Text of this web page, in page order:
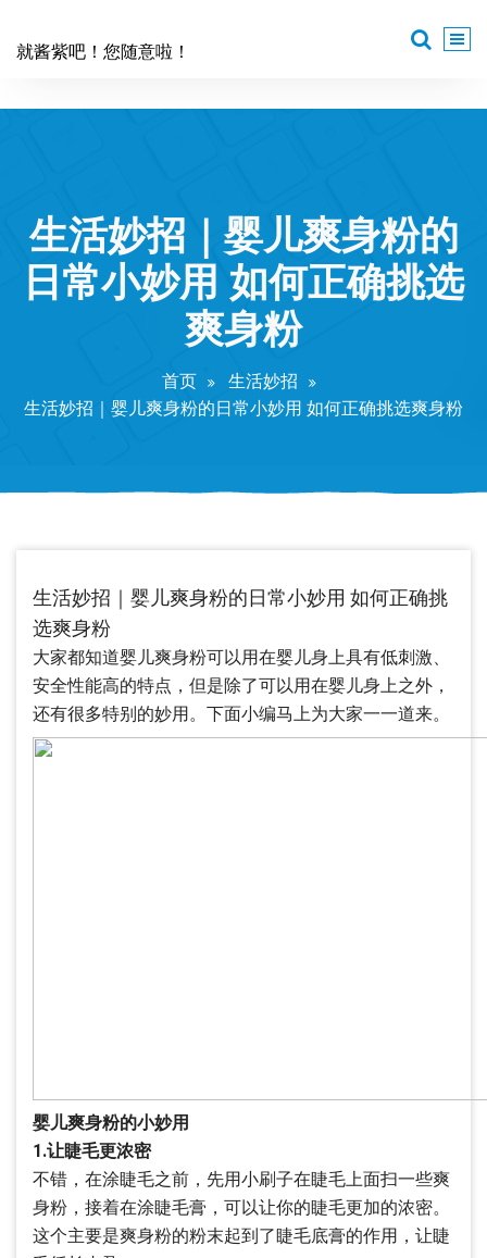
就酱紫吧！您随意啦！
生活妙招｜婴儿爽身粉的
日常小妙用 如何正确挑选
爽身粉
首页
生活妙招
生活妙招｜婴儿爽身粉的日常小妙用 如何正确挑选爽身粉
生活妙招｜婴儿爽身粉的日常小妙用 如何正确挑
选爽身粉
大家都知道婴儿爽身粉可以用在婴儿身上具有低刺激、
安全性能高的特点，但是除了可以用在婴儿身上之外，
还有很多特别的妙用。下面小编马上为大家一一道来。
婴儿爽身粉的小妙用
1.让睫毛更浓密
不错，在涂睫毛之前，先用小刷子在睫毛上面扫一些爽
身粉，接着在涂睫毛膏，可以让你的睫毛更加的浓密。
这个主要是爽身粉的粉末起到了睫毛底膏的作用，让睫